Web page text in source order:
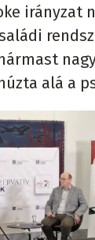
irányzat
alá a